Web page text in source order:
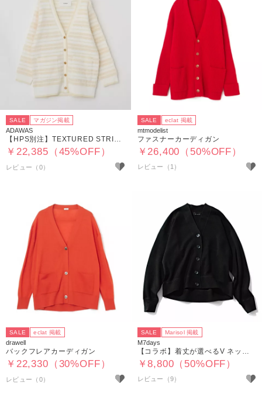
SALE マガジン掲載
ADAWAS
【HPS別注】TEXTURED STRIPE CARDIGAN
￥22,385（45%OFF）
SALE eclat 掲載
mtmodelist
ファスナーカーディガン
￥26,400（50%OFF）
レビュー（1）
SALE eclat 掲載
drawell
バックフレアカーディガン
￥22,330（30%OFF）
SALE Marisol 掲載
M7days
￥8,800（50%OFF）
レビュー（9）